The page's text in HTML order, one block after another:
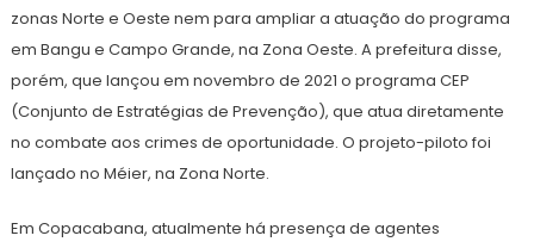
zonas Norte e Oeste nem para ampliar a atuação do programa
em Bangu e Campo Grande, na Zona Oeste. A prefeitura disse,
porém, que lançou em novembro de 2021 o programa CEP
(Conjunto de Estratégias de Prevenção), que atua diretamente
no combate aos crimes de oportunidade. O projeto-piloto foi
lançado no Méier, na Zona Norte.
Em Copacabana, atualmente há presença de agentes